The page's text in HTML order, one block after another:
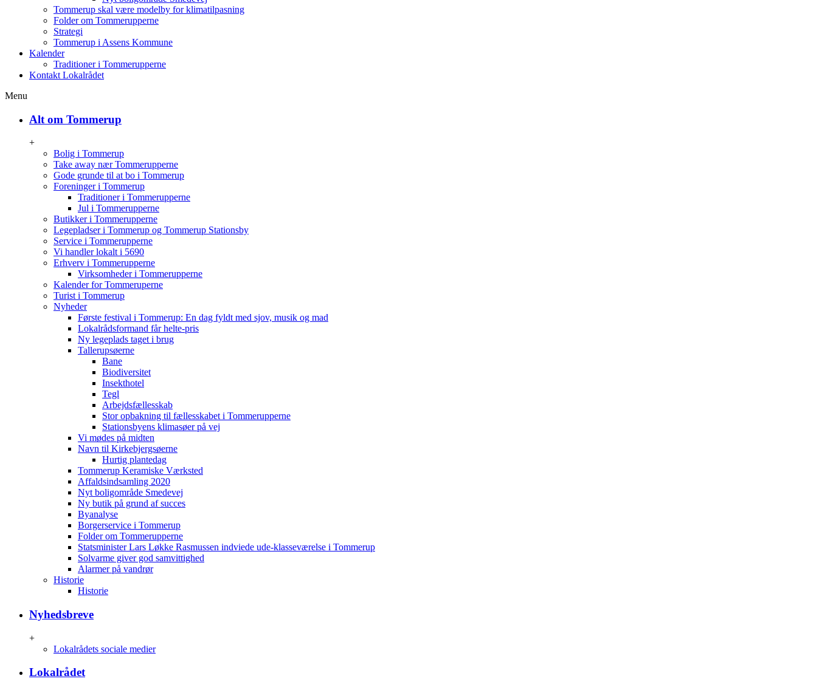
Tommerup skal være modelby for klimatilpasning
Folder om Tommerupperne
Strategi
Tommerup i Assens Kommune
Kalender
Traditioner i Tommerupperne
Kontakt Lokalrådet
Menu
Alt om Tommerup
+
Bolig i Tommerup
Take away nær Tommerupperne
Gode grunde til at bo i Tommerup
Foreninger i Tommerup
Traditioner i Tommerupperne
Jul i Tommerupperne
Butikker i Tommerupperne
Legepladser i Tommerup og Tommerup Stationsby
Service i Tommerupperne
Vi handler lokalt i 5690
Erhverv i Tommerupperne
Virksomheder i Tommerupperne
Kalender for Tommeruperne
Turist i Tommerup
Nyheder
Første festival i Tommerup: En dag fyldt med sjov, musik og mad
Lokalrådsformand får helte-pris
Ny legeplads taget i brug
Tallerupsøerne
Bane
Biodiversitet
Insekthotel
Tegl
Arbejdsfællesskab
Stor opbakning til fællesskabet i Tommerupperne
Stationsbyens klimasøer på vej
Vi mødes på midten
Navn til Kirkebjergsøerne
Hurtig plantedag
Tommerup Keramiske Værksted
Affaldsindsamling 2020
Nyt boligområde Smedevej
Ny butik på grund af succes
Byanalyse
Borgerservice i Tommerup
Folder om Tommerupperne
Statsminister Lars Løkke Rasmussen indviede ude-klasseværelse i Tommerup
Solvarme giver god samvittighed
Alarmer på vandrør
Historie
Historie
Nyhedsbreve
+
Lokalrådets sociale medier
Lokalrådet